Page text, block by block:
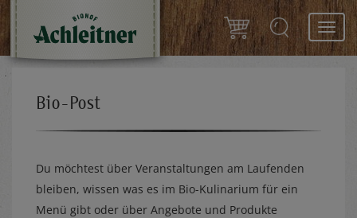
Bio-Post
Du möchtest über Veranstaltungen am Laufenden
bleiben, wissen was es im Bio-Kulinarium für ein
Menü gibt oder über Angebote und Produkte